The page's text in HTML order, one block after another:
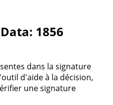
1856
dans la signature
d'aide à la décision,
une signature